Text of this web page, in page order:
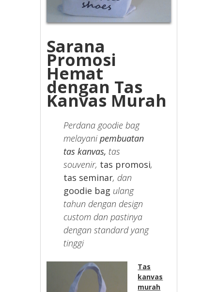
Sarana
Promosi
Hemat
dengan Tas
Kanvas Murah
Perdana goodie bag
melayanipembuatan
tas kanvas, tas
souvenir, tas promosi,
tas seminar, dan
goodie bag ulang
tahun dengan design
custom dan pastinya
dengan standard yang
tinggi
Tas
kanvas
murah